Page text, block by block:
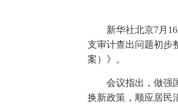
新华社北京7月
支审计查出问题初步
案）》。
会议指出，做强
换新政策，顺应居民